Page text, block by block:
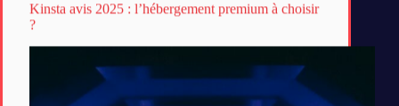
Kinsta avis 2025 : l’hébergement premium à choisir
?